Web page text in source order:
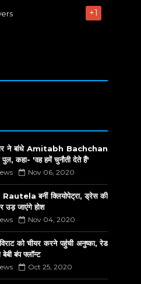
+1
ने बांधे Amitabh Bachchan
पुल, कहा- 'वह हमें चुनौती देते हैं'
Nov 06, 2020
बनीं क्लियोपेट्रा, ड्रेस की
उड़ जाएंगे होश
Nov 04, 2020
को चीयर करने पहुंची अनुष्का, रेड
बंप फ्लॉन्ट
Oct 25, 2020